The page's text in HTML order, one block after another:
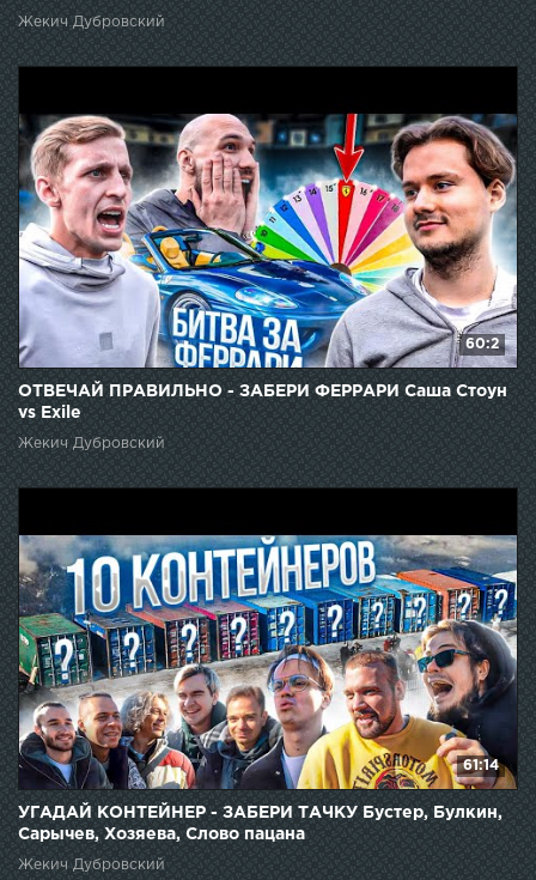
Жекич Дубровский
60:2
ОТВЕЧАЙ ПРАВИЛЬНО - ЗАБЕРИ ФЕРРАРИ Саша Стоун
vs Exile
Жекич Дубровский
61:14
УГАДАЙ КОНТЕЙНЕР - ЗАБЕРИ ТАЧКУ Бустер, Булкин,
Сарычев, Хозяева, Слово пацана
Жекич Дубровский